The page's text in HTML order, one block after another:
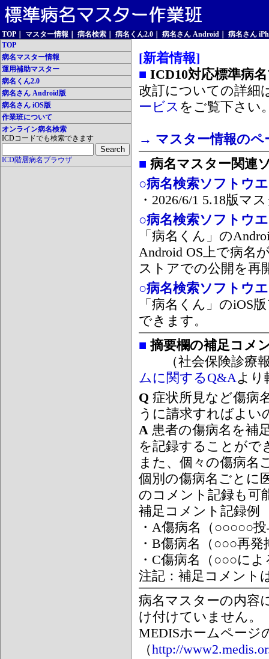
TOP マスター情報 病名検索 病名くん2.0 病名さん Android
病名さん
TOP
病名マスター情報
運用補助マスター
病名くん2.0
病名さん Android版
病名さん iOS版
作業班について
オンライン病名検索
ICDコードでも検索できます
ICD階層病名ブラウザ
[新着情報]
■ ICD10対応標準病
改訂についての詳細
ービス をご覧下さい
→ マスター情報のペ
■ 病名マスター関連
○病名検索ソフトウ
・2026/6/1 5.18版マ
○病名検索ソフトウ
「病名くん」の
Android OS上で病名
ストアでの公開を再
○病名検索ソフトウ
「病名くん」のiOS
できます。
■ 摘要欄の補足コメ
（社会保険診療報
ムに関するQ&Aより
Q 症状所見など傷病
うに請求すればよい
A 患者の傷病名を補
を記録することがで
また、個々の傷病名
個別の傷病名ごとに
のコメント記録も可
補足コメント記録例
・A傷病名（○○○○○
・B傷病名（○○○再
・C傷病名（○○○に
注記：補足コメント
病名マスターの内容
け付けていません。
MEDISホームページ
（http://